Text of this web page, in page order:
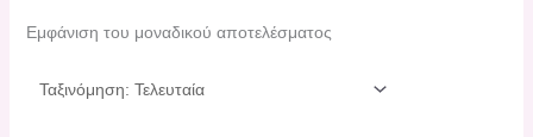
Εμφάνιση του μοναδικού αποτελέσματος